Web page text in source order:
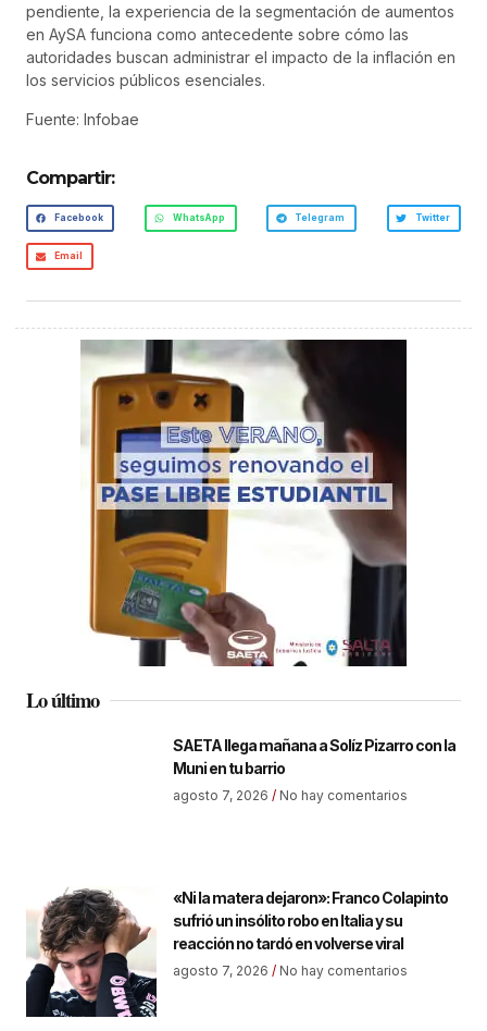
pendiente, la experiencia de la segmentación de aumentos
en AySA funciona como antecedente sobre cómo las
autoridades buscan administrar el impacto de la inflación en
los servicios públicos esenciales.
Fuente: Infobae
Compartir:
Facebook WhatsApp Telegram Twitter
Email
Lo último
SAETA llega mañana a Solíz Pizarro con la
Muni en tu barrio
agosto 7, 2026 No hay comentarios
«Ni la matera dejaron»: Franco Colapinto
sufrió un insólito robo en Italia y su
reacción no tardó en volverse viral
agosto 7, 2026 No hay comentarios